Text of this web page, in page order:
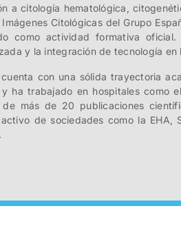
a citología hematológica,
Citológicas del Grupo
como actividad formativa
y la integración de tecnología
cuenta con una sólida trayectoria
y ha trabajado en hospitales como
de más de 20 publicaciones
de sociedades como la EHA,